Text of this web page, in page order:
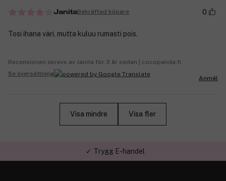
JanitaBekräftad köpare 0
Tosi ihana väri, mutta kuluu rumasti pois.
Recensionen skrevs av Janita för 3 år sedan | cocopanda.fi
Se översättning
Anmäl
Visa mindre Visa fler
✓ Trygg E-handel